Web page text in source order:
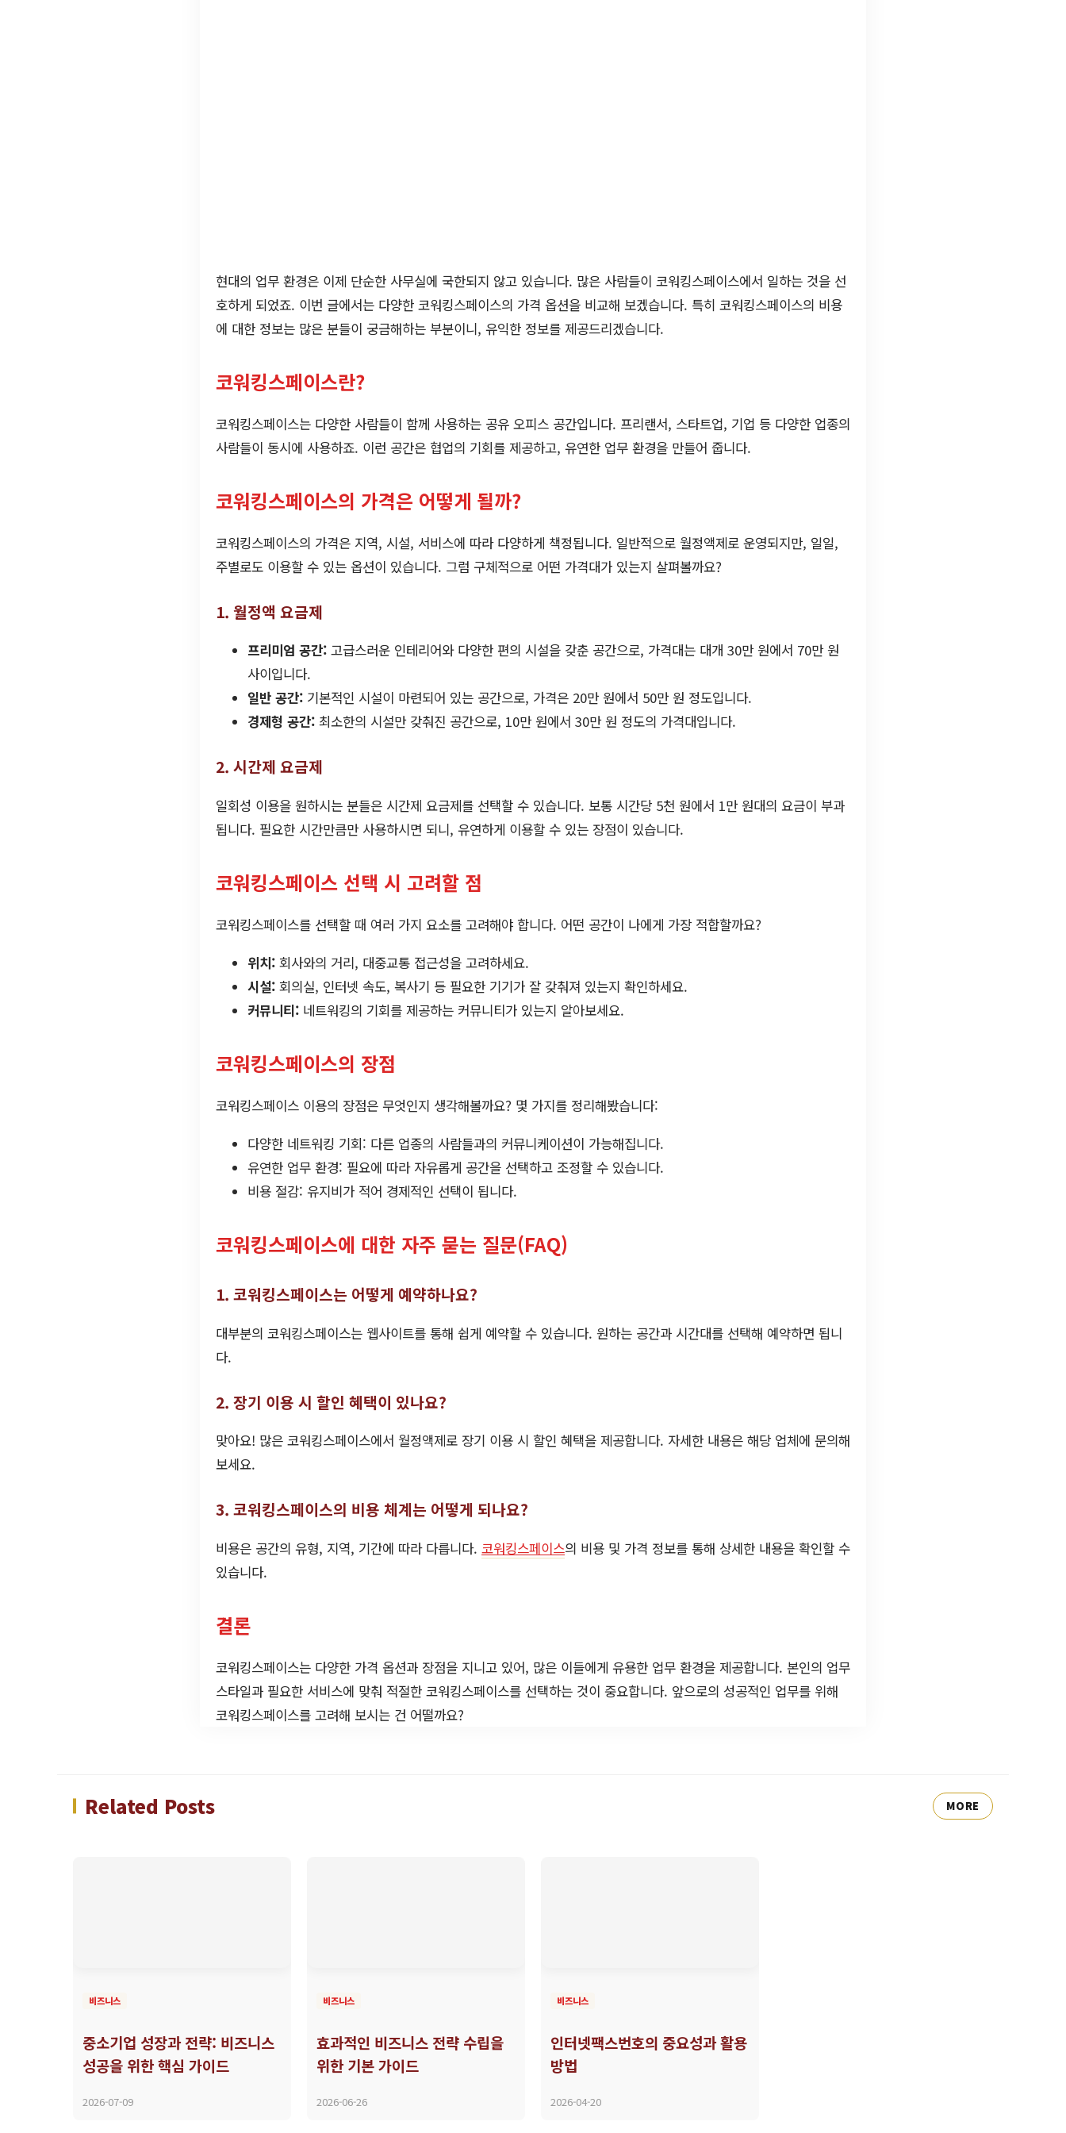
현대의 업무 환경은 이제 단순한 사무실에 국한되지 않고 있습니다. 많은 사람들이 코워킹스페이스에서 일하는 것을 선
호하게 되었죠. 이번 글에서는 다양한 코워킹스페이스의 가격 옵션을 비교해 보겠습니다. 특히 코워킹스페이스의 비용
에 대한 정보는 많은 분들이 궁금해하는 부분이니, 유익한 정보를 제공드리겠습니다.
코워킹스페이스란?
코워킹스페이스는 다양한 사람들이 함께 사용하는 공유 오피스 공간입니다. 프리랜서, 스타트업, 기업 등 다양한 업종의
사람들이 동시에 사용하죠. 이런 공간은 협업의 기회를 제공하고, 유연한 업무 환경을 만들어 줍니다.
코워킹스페이스의 가격은 어떻게 될까?
코워킹스페이스의 가격은 지역, 시설, 서비스에 따라 다양하게 책정됩니다. 일반적으로 월정액제로 운영되지만, 일일,
주별로도 이용할 수 있는 옵션이 있습니다. 그럼 구체적으로 어떤 가격대가 있는지 살펴볼까요?
1. 월정액 요금제
프리미엄 공간: 고급스러운 인테리어와 다양한 편의 시설을 갖춘 공간으로, 가격대는 대개 30만 원에서 70만 원
사이입니다.
일반 공간: 기본적인 시설이 마련되어 있는 공간으로, 가격은 20만 원에서 50만 원 정도입니다.
경제형 공간: 최소한의 시설만 갖춰진 공간으로, 10만 원에서 30만 원 정도의 가격대입니다.
2. 시간제 요금제
일회성 이용을 원하시는 분들은 시간제 요금제를 선택할 수 있습니다. 보통 시간당 5천 원에서 1만 원대의 요금이 부과
됩니다. 필요한 시간만큼만 사용하시면 되니, 유연하게 이용할 수 있는 장점이 있습니다.
코워킹스페이스 선택 시 고려할 점
코워킹스페이스를 선택할 때 여러 가지 요소를 고려해야 합니다. 어떤 공간이 나에게 가장 적합할까요?
위치: 회사와의 거리, 대중교통 접근성을 고려하세요.
시설: 회의실, 인터넷 속도, 복사기 등 필요한 기기가 잘 갖춰져 있는지 확인하세요.
커뮤니티: 네트워킹의 기회를 제공하는 커뮤니티가 있는지 알아보세요.
코워킹스페이스의 장점
코워킹스페이스 이용의 장점은 무엇인지 생각해볼까요? 몇 가지를 정리해봤습니다:
다양한 네트워킹 기회: 다른 업종의 사람들과의 커뮤니케이션이 가능해집니다.
유연한 업무 환경: 필요에 따라 자유롭게 공간을 선택하고 조정할 수 있습니다.
비용 절감: 유지비가 적어 경제적인 선택이 됩니다.
코워킹스페이스에 대한 자주 묻는 질문(FAQ)
1. 코워킹스페이스는 어떻게 예약하나요?
대부분의 코워킹스페이스는 웹사이트를 통해 쉽게 예약할 수 있습니다. 원하는 공간과 시간대를 선택해 예약하면 됩니
다.
2. 장기 이용 시 할인 혜택이 있나요?
맞아요! 많은 코워킹스페이스에서 월정액제로 장기 이용 시 할인 혜택을 제공합니다. 자세한 내용은 해당 업체에 문의해
보세요.
3. 코워킹스페이스의 비용 체계는 어떻게 되나요?
비용은 공간의 유형, 지역, 기간에 따라 다릅니다. 코워킹스페이스의 비용 및 가격 정보를 통해 상세한 내용을 확인할 수
있습니다.
결론
코워킹스페이스는 다양한 가격 옵션과 장점을 지니고 있어, 많은 이들에게 유용한 업무 환경을 제공합니다. 본인의 업무
스타일과 필요한 서비스에 맞춰 적절한 코워킹스페이스를 선택하는 것이 중요합니다. 앞으로의 성공적인 업무를 위해
코워킹스페이스를 고려해 보시는 건 어떨까요?
Related Posts MORE
비즈니스
중소기업 성장과 전략: 비즈니스
성공을 위한 핵심 가이드
2026-07-09
비즈니스
효과적인 비즈니스 전략 수립을
위한 기본 가이드
2026-06-26
비즈니스
인터넷팩스번호의 중요성과 활용
방법
2026-04-20